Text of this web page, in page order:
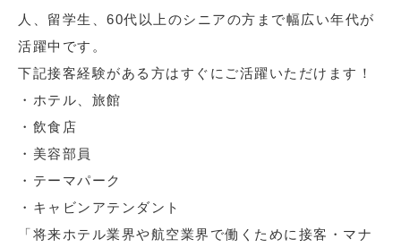
人、留学生、60代以上のシニアの方まで幅広い年代が
活躍中です。
下記接客経験がある方はすぐにご活躍いただけます！
・ホテル、旅館
・飲食店
・美容部員
・テーマパーク
・キャビンアテンダント
「将来ホテル業界や航空業界で働くために接客・マナ